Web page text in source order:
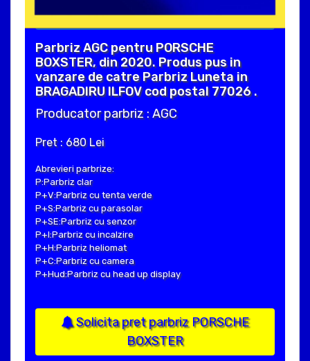
Parbriz AGC pentru PORSCHE
BOXSTER, din 2020. Produs pus in
vanzare de catre Parbriz Luneta in
BRAGADIRU ILFOV cod postal 77026 .
Producator parbriz : AGC
Pret : 680 Lei
Abrevieri parbrize:
P:Parbriz clar
P+V:Parbriz cu tenta verde
P+S:Parbriz cu parasolar
P+SE:Parbriz cu senzor
P+I:Parbriz cu incalzire
P+H:Parbriz heliomat
P+C:Parbriz cu camera
P+Hud:Parbriz cu head up display
Solicita pret parbriz PORSCHE
BOXSTER